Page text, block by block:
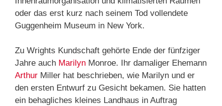
oder das erst kurz nach seinem Tod vollendete
Guggenheim Museum in New York.
Zu Wrights Kundschaft gehörte Ende der fünfziger
Jahre auch Marilyn Monroe. Ihr damaliger Ehemann
Arthur Miller hat beschrieben, wie Marilyn und er
den ersten Entwurf zu Gesicht bekamen. Sie hatten
ein behagliches kleines Landhaus in Auftrag